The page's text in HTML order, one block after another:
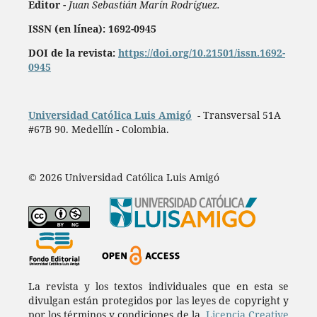
Editor - Juan Sebastián Marín Rodríguez.
ISSN (en línea): 1692-0945
DOI de la revista: https://doi.org/10.21501/issn.1692-
0945
Universidad Católica Luis Amigó - Transversal 51A
#67B 90. Medellín - Colombia.
© 2026 Universidad Católica Luis Amigó
La revista y los textos individuales que en esta se
divulgan están protegidos por las leyes de copyright y